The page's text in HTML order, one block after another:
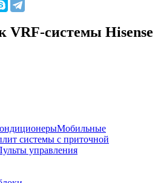
VRF-системы Hisense
Мобильные
системы с приточной
управления